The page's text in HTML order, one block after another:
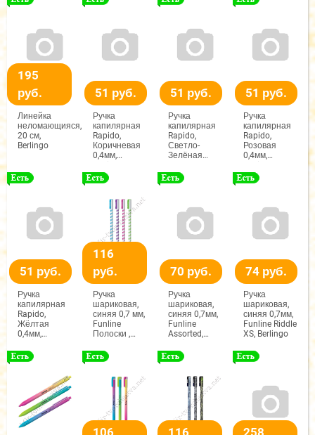
195
руб.
Линейка
неломающияся,
20 см,
Berlingo
51 руб.
Ручка
капилярная
Rapido,
Коричневая
0,4мм,
51 руб.
Ручка
капилярная
Rapido,
Светло-
Зелёная
Berlingo
51 руб.
Ручка
капилярная
Rapido,
Розовая
0,4мм,
51 руб.
Ручка
капилярная
Rapido,
Жёлтая
0,4мм,
116
руб.
Ручка
шариковая,
синяя 0,7 мм,
Funline
Полоски ,
70 руб.
Ручка
шариковая,
синяя 0,7мм,
Funline
Assorted,
74 руб.
Ручка
шариковая,
синяя 0,7мм,
Funline Riddle
XS, Berlingo
106 116 258